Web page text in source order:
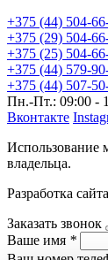
+375 (44) 504-
+375 (29) 504-
+375 (25) 504-
+375 (44) 579-
+375 (44) 507-
Пн.-Пт.: 09:00 -
Вконтакте
Использование
владельца.
Разработка сайта
Заказать звонок
Ваше имя *